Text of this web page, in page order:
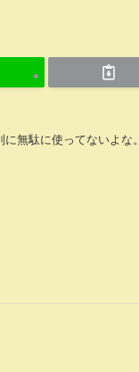
に無駄に使ってないよな。